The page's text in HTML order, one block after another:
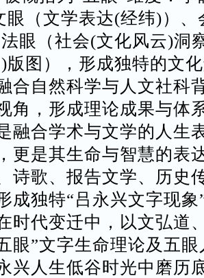
眼（文学表达(经纬)）、
眼（社会(文化风云)洞
)版图），形成独特的文
合自然科学与人文社科
角，形成理论成果与体
融合学术与文学的人生
更是其生命与智慧的表
诗歌、报告文学、历史
成独特“吕永兴文字现
时代变迁中，以文弘道
眼”文字生命理论及五
兴人生低谷时光中磨历